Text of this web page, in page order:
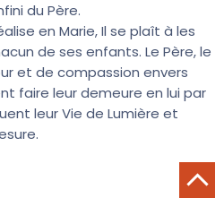
du Père.
en Marie, Il se plaît à les
de ses enfants. Le Père, le
et de compassion envers
faire leur demeure en lui par
leur Vie de Lumière et